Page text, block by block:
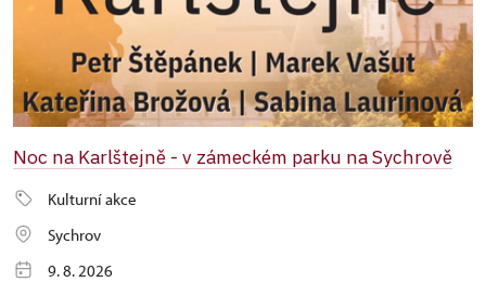
Noc na Karlštejně - v zámeckém parku na Sychrově
Kulturní akce
Sychrov
9. 8. 2026